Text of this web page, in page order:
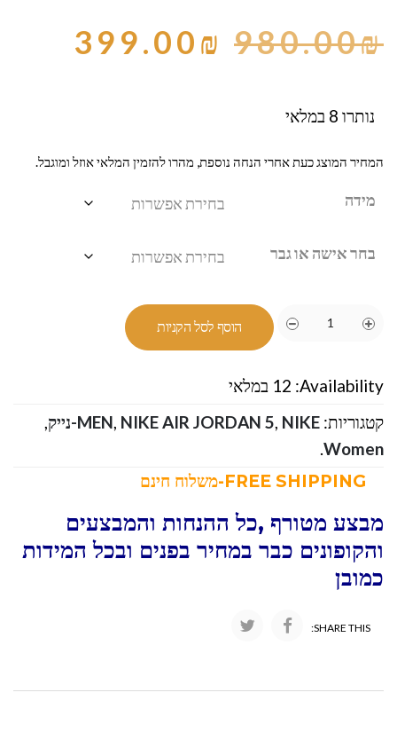
980.00₪
399.00₪
נותרו 8 במלאי
המחיר המוצג כעת אחרי הנחה נוספת, מהרו להזמין המלאי אוזל ומוגבל.
מידה
בחר אישה או גבר
הוסף לסל הקניות
Availability: 12 במלאי
קטגוריות:
MEN, NIKE AIR JORDAN 5, NIKE-נייק
,
Women
.
מבצע מטורף ,כל ההנחות והמבצעים
והקופונים כבר במחיר בפנים ובכל המידות
כמובן
SHARE THIS: